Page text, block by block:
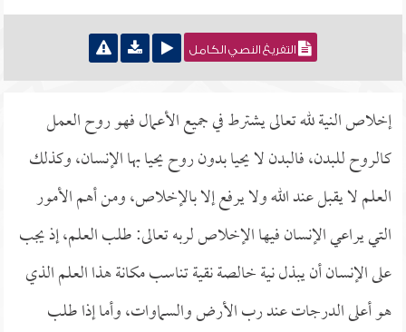
التفريغ النصي الكامل
إخلاص النية لله تعالى يشترط في جميع الأعمال فهو روح العمل
كالروح للبدن، فالبدن لا يحيا بدون روح يحيا بها الإنسان، وكذلك
العلم لا يقبل عند الله ولا يرفع إلا بالإخلاص، ومن أهم الأمور
التي يراعي الإنسان فيها الإخلاص لربه تعالى: طلب العلم، إذ يجب
على الإنسان أن يبذل نية خالصة نقية تناسب مكانة هذا العلم الذي
هو أعلى الدرجات عند رب الأرض والسماوات، وأما إذا طلب